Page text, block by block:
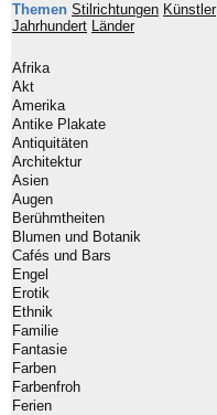
Themen Stilrichtungen Künstler
Jahrhundert Länder
Afrika
Akt
Amerika
Antike Plakate
Antiquitäten
Architektur
Asien
Augen
Berühmtheiten
Blumen und Botanik
Cafés und Bars
Engel
Erotik
Ethnik
Familie
Fantasie
Farben
Farbenfroh
Ferien